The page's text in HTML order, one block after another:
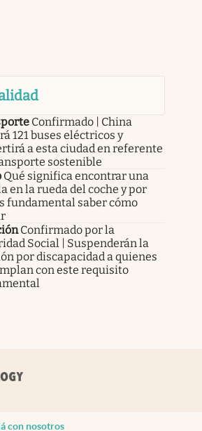
Confirmado | China
121 buses eléctricos y
a esta ciudad en referente
sostenible
Qué significa encontrar una
en la rueda del coche y por
fundamental saber cómo
Confirmado por la
Social | Suspenderán la
por discapacidad a quienes
con este requisito
con nosotros